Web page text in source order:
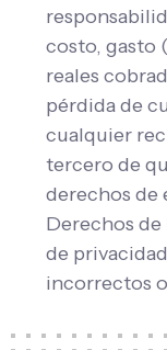
costo, gasto
reales
pérdida de
cualquier
tercero de
derechos de
Derechos
de
incorrectos